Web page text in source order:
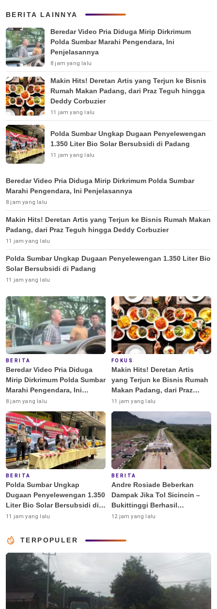
BERITA LAINNYA
Beredar Video Pria Diduga Mirip Dirkrimum
Polda Sumbar Marahi Pengendara, Ini
Penjelasannya
8 jam yang lalu
Makin Hits! Deretan Artis yang Terjun ke Bisnis
Rumah Makan Padang, dari Praz Teguh hingga
Deddy Corbuzier
11 jam yang lalu
Polda Sumbar Ungkap Dugaan Penyelewengan
1.350 Liter Bio Solar Bersubsidi di Padang
11 jam yang lalu
Beredar Video Pria Diduga Mirip Dirkrimum Polda Sumbar
Marahi Pengendara, Ini Penjelasannya
8 jam yang lalu
Makin Hits! Deretan Artis yang Terjun ke Bisnis Rumah Makan
Padang, dari Praz Teguh hingga Deddy Corbuzier
11 jam yang lalu
Polda Sumbar Ungkap Dugaan Penyelewengan 1.350 Liter Bio
Solar Bersubsidi di Padang
11 jam yang lalu
BERITA
Beredar Video Pria Diduga
Mirip Dirkrimum Polda Sumbar
Marahi Pengendara, Ini
Penjelasannya
8 jam yang lalu
FOKUS
Makin Hits! Deretan Artis
yang Terjun ke Bisnis Rumah
Makan Padang, dari Praz
Teguh hingga Deddy
Corbuzier
11 jam yang lalu
BERITA
Polda Sumbar Ungkap
Dugaan Penyelewengan 1.350
Liter Bio Solar Bersubsidi di
Padang
11 jam yang lalu
BERITA
Andre Rosiade Beberkan
Dampak Jika Tol Sicincin –
Bukittinggi Berhasil
Dibangun
12 jam yang lalu
TERPOPULER